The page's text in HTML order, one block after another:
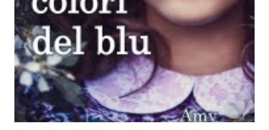
tag (scusate la ripetizione) ad un'altra blogger. Quest'ultima
aggiunge la sua canzone preferita, una descrizione (come
ho fatto io) e il nome del blog e del profilo (per sapere
anche chi è stato taggato) e dopo passa il tag ad un'altra
blogger che a sua volta deve fare il tag completo più la
canzone scelta dalla persona ch...